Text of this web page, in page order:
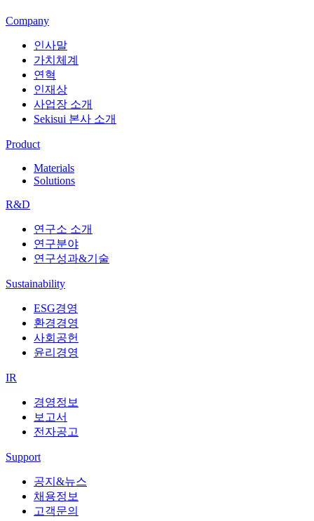
Company
인사말
가치체계
연혁
인재상
사업장 소개
Sekisui 본사 소개
Product
Materials
Solutions
R&D
연구소 소개
연구분야
연구성과&기술
Sustainability
ESG경영
환경경영
사회공헌
윤리경영
IR
경영정보
보고서
전자공고
Support
공지&뉴스
채용정보
고객문의